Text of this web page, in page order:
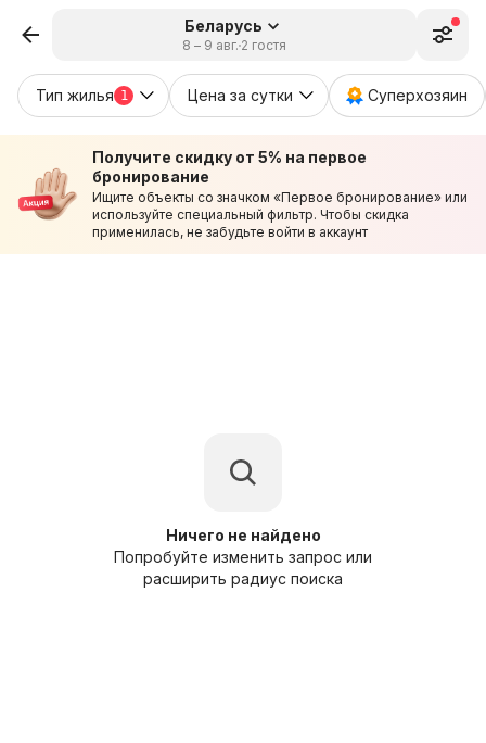
Беларусь
8 – 9 авг. 2 гостя
Тип жилья 1 Цена за сутки Суперхозяин
Получите скидку от 5% на первое
бронирование
Ищите объекты со значком «Первое бронирование» или
используйте специальный фильтр. Чтобы скидка
применилась, не забудьте войти в аккаунт
Ничего не найдено
Попробуйте изменить запрос или
расширить радиус поиска